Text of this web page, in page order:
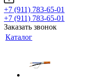
+7 (911) 783-65-01
+7 (911) 783-65-01
Заказать звонок
Каталог